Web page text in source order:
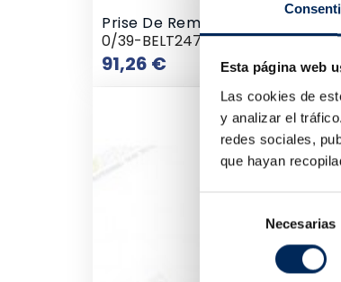
Esta página web
Las cookies de
y analizar el
redes sociales,
que hayan
consentimiento
Necesarias
Prise De Remorque Checker
0/39-BELT247S
91,26 €